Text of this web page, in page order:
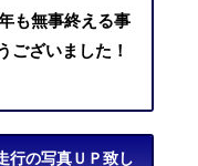
も無事終える事
ございました！
の写真ＵＰ致し